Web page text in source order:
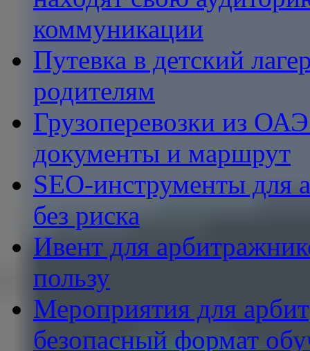
коммуникации
Путевка в детский
родителям
Грузоперевозки из
документы и маршрут
SEO-инструменты для
без риска
Ивент для
пользу
Мероприятия для
безопасный формат